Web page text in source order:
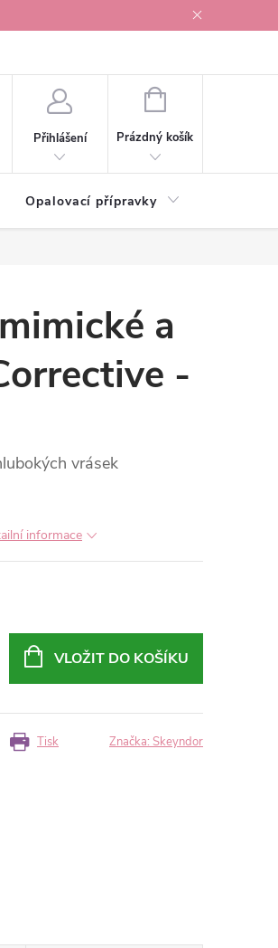
Přihlášení
NÁKUPNÍ
Prázdný košík
Opalovací přípravky
a
-
vrásek
informace
VLOŽIT DO KOŠÍKU
Tisk Značka: Skeyndor